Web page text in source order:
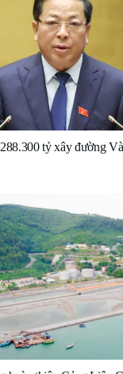
tỷ xây đường